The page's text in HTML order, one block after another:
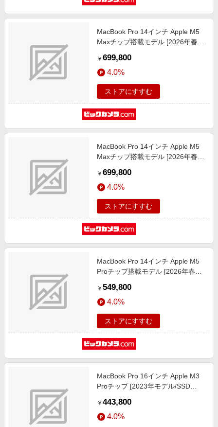
MacBook Pro 14インチ Apple M5
Maxチップ搭載モデル [2026年春モ
CPUと32コアGPU] スペースブラッ
ク MGDU4J/A
￥ 699,800
4.0%
ストアにすすむ
MacBook Pro 14インチ Apple M5
Maxチップ搭載モデル [2026年春モ
CPUと32コアGPU] シルバー
MGDQ4J/A
￥ 699,800
4.0%
ストアにすすむ
MacBook Pro 14インチ Apple M5
Proチップ搭載モデル [2026年春モ
CPUと20コアGPU] シルバー
MGDP4J/A
￥ 549,800
4.0%
ストアにすすむ
MacBook Pro 16インチ Apple M3
Proチップ [2023年モデル/SSD
18コアGPU] スペースブラック
MRW23J/A
￥ 443,800
4.0%